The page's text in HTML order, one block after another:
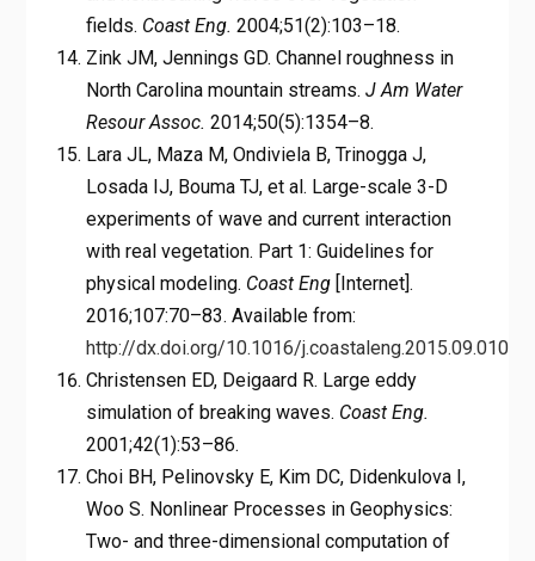
fields. Coast Eng. 2004;51(2):103–18.
Zink JM, Jennings GD. Channel roughness in
North Carolina mountain streams. J Am Water
Resour Assoc. 2014;50(5):1354–8.
Lara JL, Maza M, Ondiviela B, Trinogga J,
Losada IJ, Bouma TJ, et al. Large-scale 3-D
experiments of wave and current interaction
with real vegetation. Part 1: Guidelines for
physical modeling. Coast Eng[Internet].
2016;107:70–83. Available from:
http://dx.doi.org/10.1016/j.coastaleng.2015.09.010
Christensen ED, Deigaard R. Large eddy
simulation of breaking waves. Coast Eng.
2001;42(1):53–86.
Choi BH, Pelinovsky E, Kim DC, Didenkulova I,
Woo S. Nonlinear Processes in Geophysics:
Two- and three-dimensional computation of